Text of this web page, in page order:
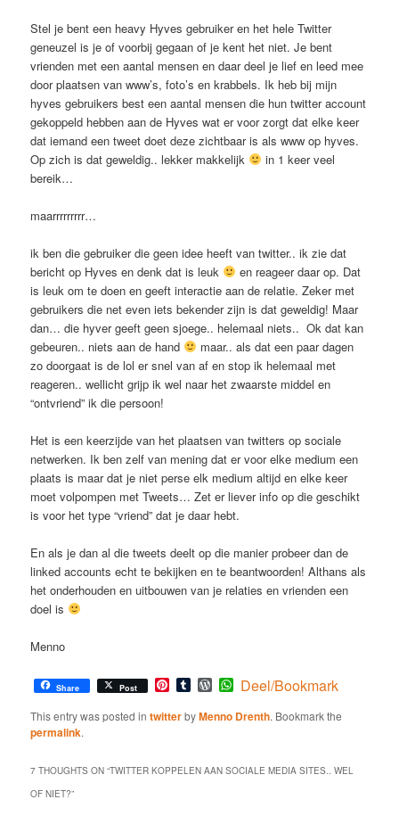
Stel je bent een heavy Hyves gebruiker en het hele Twitter
geneuzel is je of voorbij gegaan of je kent het niet. Je bent
vrienden met een aantal mensen en daar deel je lief en leed mee
door plaatsen van www’s, foto’s en krabbels. Ik heb bij mijn
hyves gebruikers best een aantal mensen die hun twitter account
gekoppeld hebben aan de Hyves wat er voor zorgt dat elke keer
dat iemand een tweet doet deze zichtbaar is als www op hyves.
Op zich is dat geweldig.. lekker makkelijk
in 1 keer veel
bereik…
maarrrrrrrrr…
ik ben die gebruiker die geen idee heeft van twitter.. ik zie dat
bericht op Hyves en denk dat is leuk
en reageer daar op. Dat
is leuk om te doen en geeft interactie aan de relatie. Zeker met
gebruikers die net even iets bekender zijn is dat geweldig! Maar
dan… die hyver geeft geen sjoege.. helemaal niets.. Ok dat kan
gebeuren.. niets aan de hand
maar.. als dat een paar dagen
zo doorgaat is de lol er snel van af en stop ik helemaal met
reageren.. wellicht grijp ik wel naar het zwaarste middel en
“ontvriend” ik die persoon!
Het is een keerzijde van het plaatsen van twitters op sociale
netwerken. Ik ben zelf van mening dat er voor elke medium een
plaats is maar dat je niet perse elk medium altijd en elke keer
moet volpompen met Tweets… Zet er liever info op die geschikt
is voor het type “vriend” dat je daar hebt.
En als je dan al die tweets deelt op die manier probeer dan de
linked accounts echt te bekijken en te beantwoorden! Althans als
het onderhouden en uitbouwen van je relaties en vrienden een
doel is
Menno
Share Post Pinterest
TumblrWordPress
WhatsApp
Deel/Bookmark
This entry was posted intwitterbyMenno Drenth. Bookmark the
permalink.
7 THOUGHTS ON “TWITTER KOPPELEN AAN SOCIALE MEDIA SITES.. WEL
OF NIET?”